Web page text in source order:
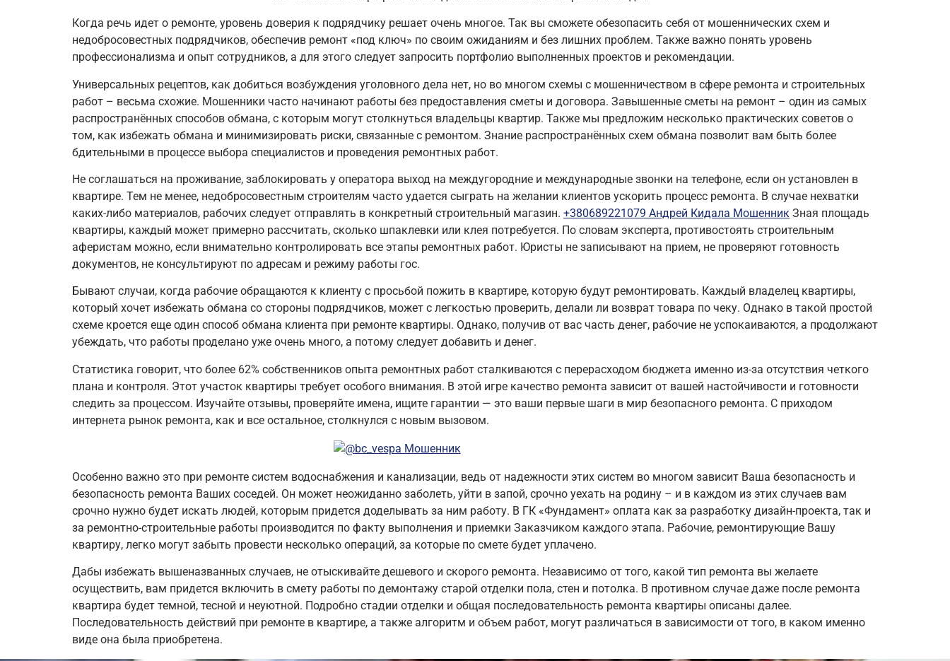
Когда речь идет о ремонте, уровень доверия к подрядчику решает очень многое. Так вы сможете обезопасить себя от мошеннических схем и
недобросовестных подрядчиков, обеспечив ремонт «под ключ» по своим ожиданиям и без лишних проблем. Также важно понять уровень
профессионализма и опыт сотрудников, а для этого следует запросить портфолио выполненных проектов и рекомендации.
Универсальных рецептов, как добиться возбуждения уголовного дела нет, но во многом схемы с мошенничеством в сфере ремонта и строительных
работ – весьма схожие. Мошенники часто начинают работы без предоставления сметы и договора. Завышенные сметы на ремонт – один из самых
распространённых способов обмана, с которым могут столкнуться владельцы квартир. Также мы предложим несколько практических советов о
том, как избежать обмана и минимизировать риски, связанные с ремонтом. Знание распространённых схем обмана позволит вам быть более
бдительными в процессе выбора специалистов и проведения ремонтных работ.
Не соглашаться на проживание, заблокировать у оператора выход на междугородние и международные звонки на телефоне, если он установлен в
квартире. Тем не менее, недобросовестным строителям часто удается сыграть на желании клиентов ускорить процесс ремонта. В случае нехватки
каких-либо материалов, рабочих следует отправлять в конкретный строительный магазин. +380689221079 Андрей Кидала Мошенник Зная площадь
квартиры, каждый может примерно рассчитать, сколько шпаклевки или клея потребуется. По словам эксперта, противостоять строительным
аферистам можно, если внимательно контролировать все этапы ремонтных работ. Юристы не записывают на прием, не проверяют готовность
документов, не консультируют по адресам и режиму работы гос.
Бывают случаи, когда рабочие обращаются к клиенту с просьбой пожить в квартире, которую будут ремонтировать. Каждый владелец квартиры,
который хочет избежать обмана со стороны подрядчиков, может с легкостью проверить, делали ли возврат товара по чеку. Однако в такой простой
схеме кроется еще один способ обмана клиента при ремонте квартиры. Однако, получив от вас часть денег, рабочие не успокаиваются, а продолжают
убеждать, что работы проделано уже очень много, а потому следует добавить и денег.
Статистика говорит, что более 62% собственников опыта ремонтных работ сталкиваются с перерасходом бюджета именно из-за отсутствия четкого
плана и контроля. Этот участок квартиры требует особого внимания. В этой игре качество ремонта зависит от вашей настойчивости и готовности
следить за процессом. Изучайте отзывы, проверяйте имена, ищите гарантии — это ваши первые шаги в мир безопасного ремонта. С приходом
интернета рынок ремонта, как и все остальное, столкнулся с новым вызовом.
Особенно важно это при ремонте систем водоснабжения и канализации, ведь от надежности этих систем во многом зависит Ваша безопасность и
безопасность ремонта Ваших соседей. Он может неожиданно заболеть, уйти в запой, срочно уехать на родину – и в каждом из этих случаев вам
срочно нужно будет искать людей, которым придется доделывать за ним работу. В ГК «Фундамент» оплата как за разработку дизайн-проекта, так и
за ремонтно-строительные работы производится по факту выполнения и приемки Заказчиком каждого этапа. Рабочие, ремонтирующие Вашу
квартиру, легко могут забыть провести несколько операций, за которые по смете будет уплачено.
Дабы избежать вышеназванных случаев, не отыскивайте дешевого и скорого ремонта. Независимо от того, какой тип ремонта вы желаете
осуществить, вам придется включить в смету работы по демонтажу старой отделки пола, стен и потолка. В противном случае даже после ремонта
квартира будет темной, тесной и неуютной. Подробно стадии отделки и общая последовательность ремонта квартиры описаны далее.
Последовательность действий при ремонте в квартире, а также алгоритм и объем работ, могут различаться в зависимости от того, в каком именно
виде она была приобретена.